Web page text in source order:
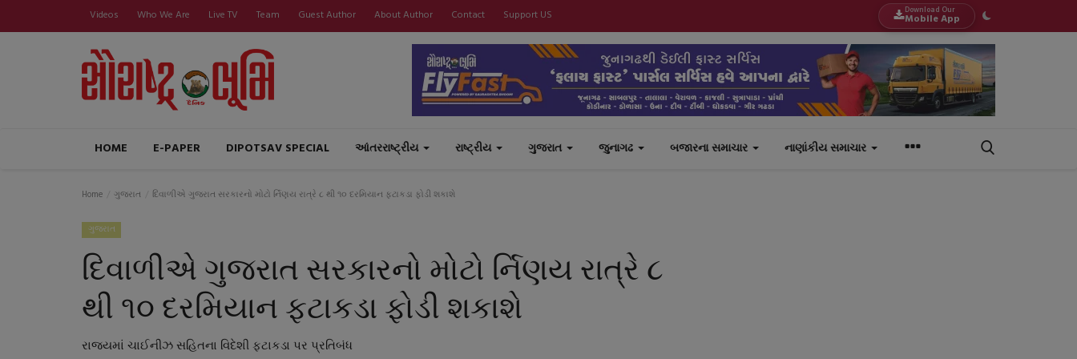
Videos Who We Are Live TV Team Guest Author About Author Contact Support US Download Our
Mobile App
HOME E-PAPER DIPOTSAV SPECIAL આંતરરાષ્ટ્રીય રાષ્ટ્રીય ગુજરાત જુનાગઢ બજારના સમાચાર નાણાંકીય સમાચાર
Home ગુજરાત દિવાળીએ ગુજરાત સરકારનો મોટો ર્નિણય રાત્રે ૮ થી ૧૦ દરમિયાન ફટાકડા ફોડી શકાશે
ગુજરાત
દિવાળીએ ગુજરાત સરકારનો મોટો ર્નિણય રાત્રે ૮
થી ૧૦ દરમિયાન ફટાકડા ફોડી શકાશે
રાજ્યમાં ચાઈનીઝ સહિતના વિદેશી ફટાકડા પર પ્રતિબંધ